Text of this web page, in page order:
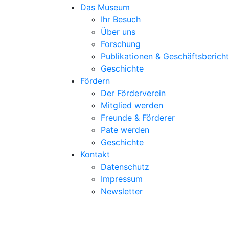
Das Museum
Ihr Besuch
Über uns
Forschung
Publikationen &
Geschichte
Fördern
Der Förderverein
Mitglied werden
Freunde & Förderer
Pate werden
Geschichte
Kontakt
Datenschutz
Impressum
Newsletter